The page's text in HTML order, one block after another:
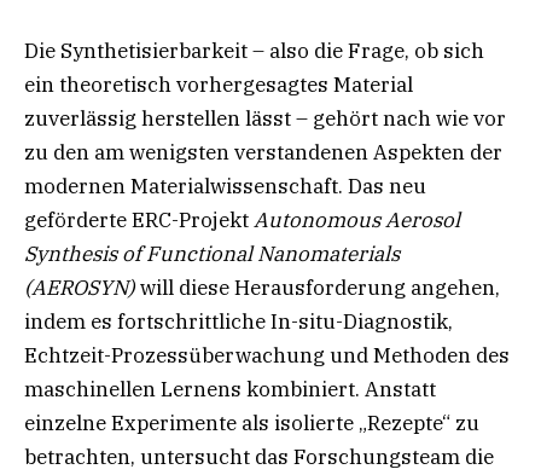
Die Synthetisierbarkeit – also die Frage, ob sich
ein theoretisch vorhergesagtes Material
zuverlässig herstellen lässt – gehört nach wie vor
zu den am wenigsten verstandenen Aspekten der
modernen Materialwissenschaft. Das neu
geförderte ERC-ProjektAutonomous Aerosol
Synthesis of Functional Nanomaterials
(AEROSYN)will diese Herausforderung angehen,
indem es fortschrittliche In-situ-Diagnostik,
Echtzeit-Prozessüberwachung und Methoden des
maschinellen Lernens kombiniert. Anstatt
einzelne Experimente als isolierte „Rezepte“ zu
betrachten, untersucht das Forschungsteam die